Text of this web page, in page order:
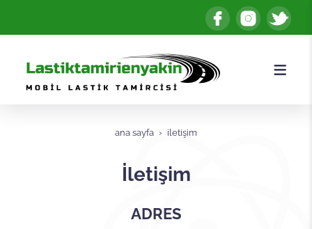
ana sayfa i̇letişim
İletişim
ADRES